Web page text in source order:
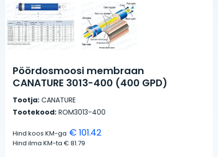
Pöördosmoosi membraan
CANATURE 3013-400 (400 GPD)
Tootja: CANATURE
Tootekood: ROM3013-400
Hind koos KM-ga € 101.42
Hind ilma KM-ta€ 81.79